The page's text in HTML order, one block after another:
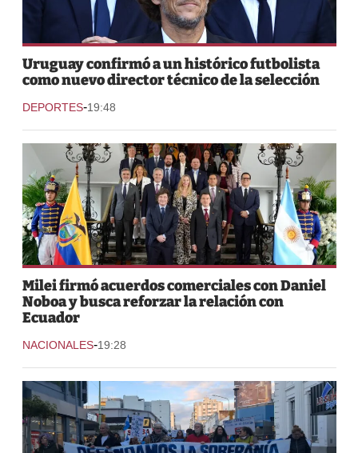
Uruguay confirmó a un histórico futbolista
como nuevo director técnico de la selección
DEPORTES-19:48
Milei firmó acuerdos comerciales con Daniel
Noboa y busca reforzar la relación con
Ecuador
NACIONALES-19:28